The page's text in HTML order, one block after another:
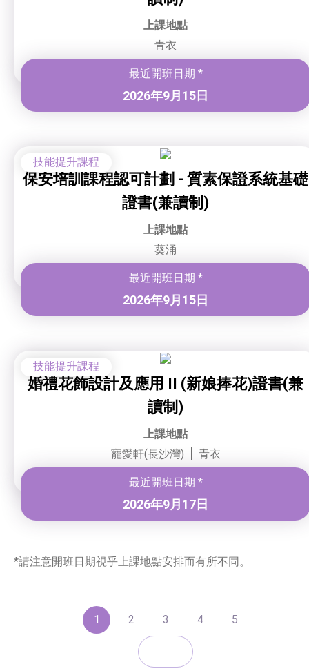
上課地點
青衣
最近開班日期 *
2026年9月15日
技能提升課程
保安培訓課程認可計劃 - 質素保證系統基礎
證書(兼讀制)
上課地點
葵涌
最近開班日期 *
2026年9月15日
技能提升課程
婚禮花飾設計及應用 II (新娘捧花)證書(兼
讀制)
上課地點
寵愛軒(長沙灣)
青衣
最近開班日期 *
2026年9月17日
*請注意開班日期視乎上課地點安排而有所不同。
1 2 3 4 5